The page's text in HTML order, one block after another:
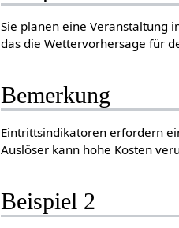
Sie planen eine Veranstaltung
das die Wettervorhersage für
Bemerkung
Eintrittsindikatoren erfordern
Auslöser kann hohe Kosten
Beispiel 2